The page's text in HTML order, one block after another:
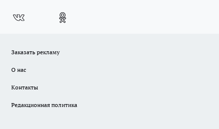
Заказать рекламу
О нас
Контакты
Редакционная политика